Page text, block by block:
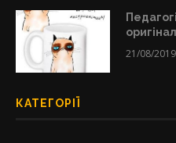
21/08/2019
КАТЕГОРІЇ